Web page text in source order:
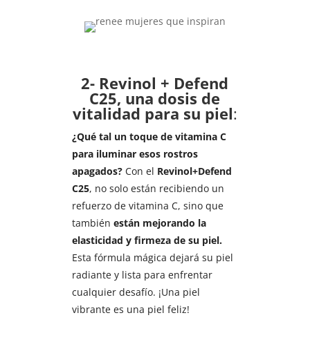
2- Revinol + Defend
C25, una dosis de
vitalidad para su piel:
¿Qué tal un toque de vitamina C
para iluminar esos rostros
apagados?Con el Revinol+Defend
C25, no solo están recibiendo un
refuerzo de vitamina C, sino que
también están mejorando la
elasticidad y firmeza de su piel.
Esta fórmula mágica dejará su piel
radiante y lista para enfrentar
cualquier desafío. ¡Una piel
vibrante es una piel feliz!